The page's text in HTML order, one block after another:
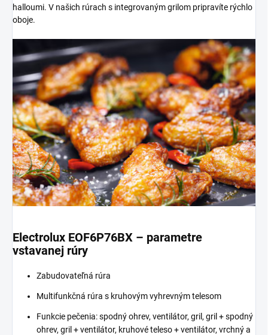
halloumi. V našich rúrach s integrovaným grilom pripravíte rýchlo
oboje.
Electrolux EOF6P76BX – parametre
vstavanej rúry
Zabudovateľná rúra
Multifunkčná rúra s kruhovým vyhrevným telesom
Funkcie pečenia: spodný ohrev, ventilátor, gril, gril + spodný
ohrev, gril + ventilátor, kruhové teleso + ventilátor, vrchný a